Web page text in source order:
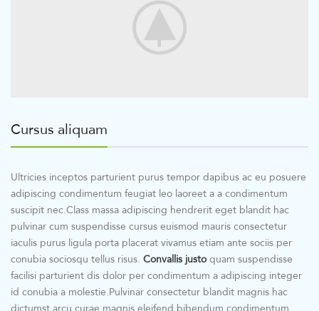
Cursus aliquam
Ultricies inceptos parturient purus tempor dapibus ac eu posuere
adipiscing condimentum feugiat leo laoreet a a condimentum
suscipit nec.Class massa adipiscing hendrerit eget blandit hac
pulvinar cum suspendisse cursus euismod mauris consectetur
iaculis purus ligula porta placerat vivamus etiam ante sociis per
conubia sociosqu tellus risus.Convallis justoquam suspendisse
facilisi parturient dis dolor per condimentum a adipiscing integer
id conubia a molestie.Pulvinar consectetur blandit magnis hac